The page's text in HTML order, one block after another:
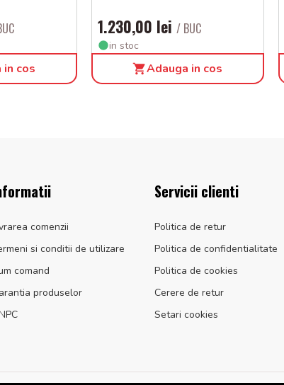
in cos
1.230,00 lei / BUC
in stoc
Adauga in cos
comenzii
si conditii de utilizare
comand
produselor
Servicii clienti
Politica de retur
Politica de confidentialitate
Politica de cookies
Cerere de retur
Setari cookies